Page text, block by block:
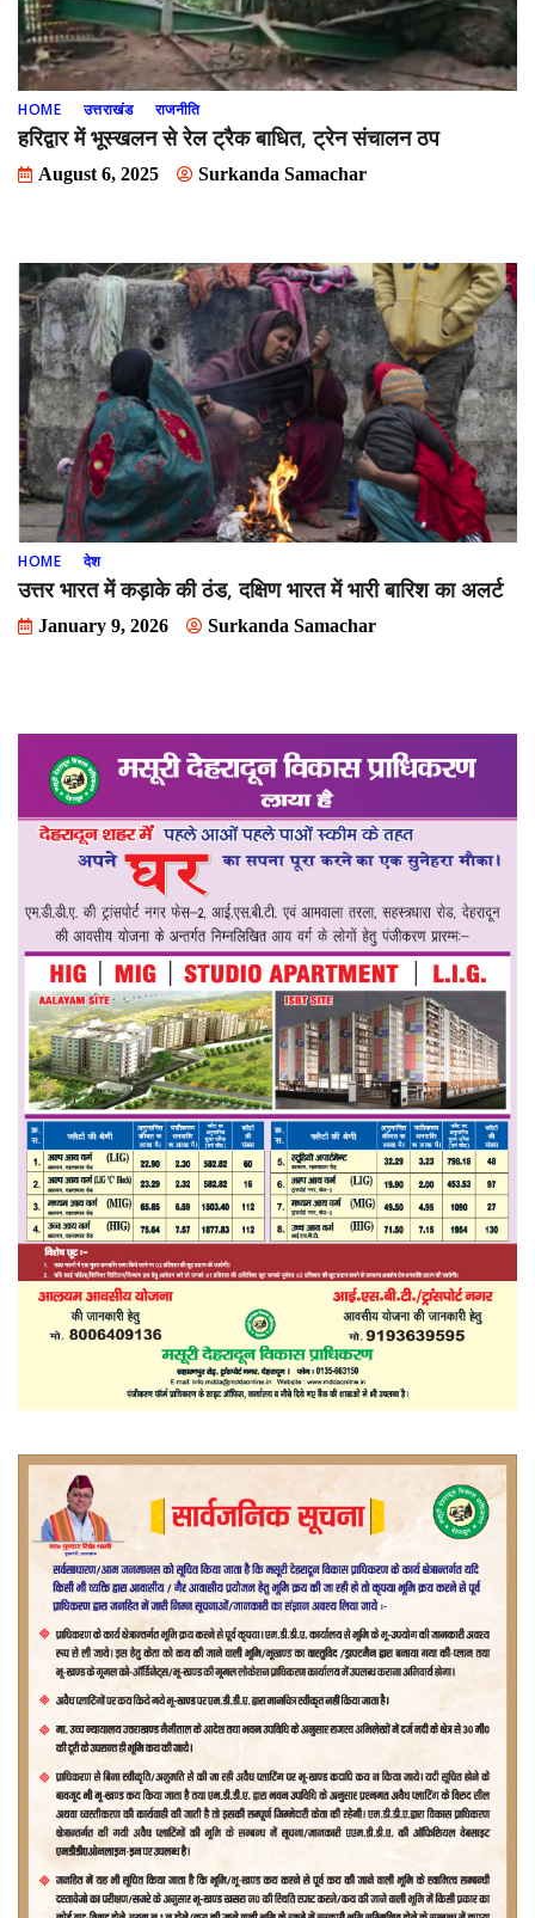
HOME उत्तराखंड राजनीति
हरिद्वार में भूस्खलन से रेल ट्रैक बाधित, ट्रेन संचालन ठप
August 6, 2025 Surkanda Samachar
HOME देश
उत्तर भारत में कड़ाके की ठंड, दक्षिण भारत में भारी बारिश का अलर्ट
January 9, 2026 Surkanda Samachar